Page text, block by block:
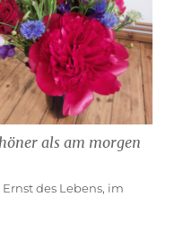
als am morgen
Ernst des Lebens, im